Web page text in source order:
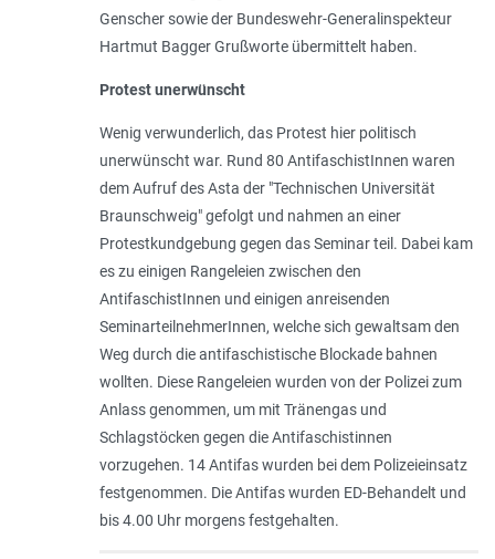
Genscher sowie der Bundeswehr-Generalinspekteur
Hartmut Bagger Grußworte übermittelt haben.
Protest unerwünscht
Wenig verwunderlich, das Protest hier politisch
unerwünscht war. Rund 80 AntifaschistInnen waren
dem Aufruf des Asta der "Technischen Universität
Braunschweig" gefolgt und nahmen an einer
Protestkundgebung gegen das Seminar teil. Dabei kam
es zu einigen Rangeleien zwischen den
AntifaschistInnen und einigen anreisenden
SeminarteilnehmerInnen, welche sich gewaltsam den
Weg durch die antifaschistische Blockade bahnen
wollten. Diese Rangeleien wurden von der Polizei zum
Anlass genommen, um mit Tränengas und
Schlagstöcken gegen die Antifaschistinnen
vorzugehen. 14 Antifas wurden bei dem Polizeieinsatz
festgenommen. Die Antifas wurden ED-Behandelt und
bis 4.00 Uhr morgens festgehalten.